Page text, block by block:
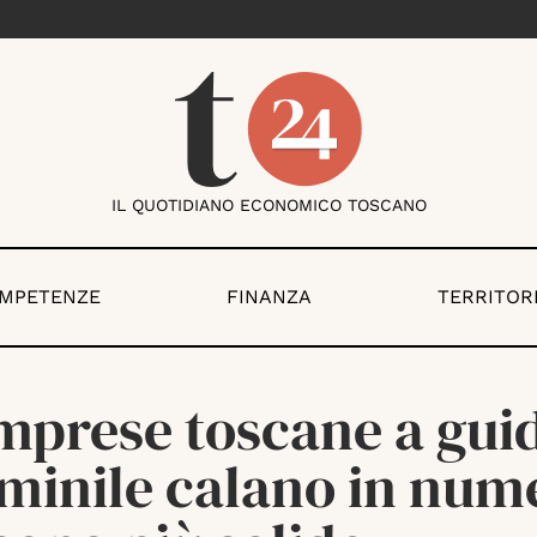
IL QUOTIDIANO ECONOMICO TOSCANO
FINANZA
toscane a
calano in